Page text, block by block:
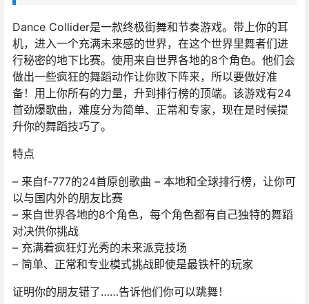
Dance Collider是一款终极街舞和节奏游戏。带上你的耳
机，进入一个充满未来感的世界，在这个世界里舞者们进
行秘密的地下比赛。使用来自世界各地的8个角色。他们会
做出一些疯狂的舞蹈动作让你败下阵来，所以要做好准
备！用上你所有的力量，升到排行榜的顶端。该游戏有24
首劲爆歌曲，难度分为简单、正常和专家，现在是时候提
升你的舞蹈技巧了。
特点
– 来自f-777的24首原创歌曲 – 本地和全球排行榜，让你可
以与国内外的朋友比赛
– 来自世界各地的8个角色，每个角色都有自己独特的舞蹈
对决供你挑战
– 充满着疯狂灯光秀的未来派竞技场
– 简单、正常和专业模式挑战即使是最铁杆的玩家
证明你的朋友错了……告诉他们你可以跳舞！